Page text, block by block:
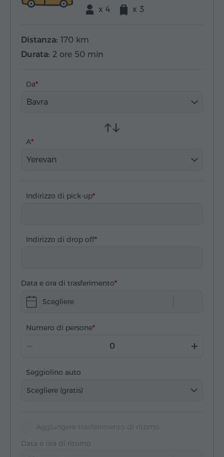
x 4 x 3
Distanza: 170 km
Durata: 2 ore 50 min
Da
Bavra
A
Yerevan
Indirizzo di pick-up
Indirizzo di drop off
Data e ora di trasferimento
Scegliere
Numero di persone
Seggiolino auto
Scegliere (gratis)
Data e ora di ritorno